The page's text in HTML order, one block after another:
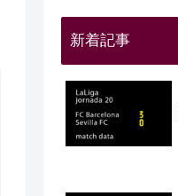
新着記事